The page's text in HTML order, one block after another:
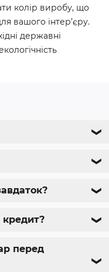
колір виробу, що
вашого інтер’єру.
державні
❯
❯
❯
❯
перед
❯